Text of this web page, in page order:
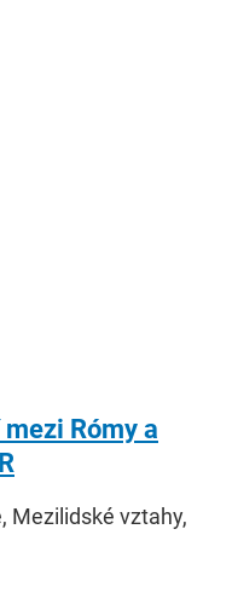
Rómy a
Mezilidské vztahy,